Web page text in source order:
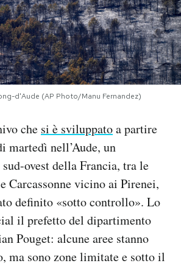
d'Aude (AP Photo/Manu Fernandez)
che si è sviluppatoa partire
martedì nell’Aude, un
ovest della Francia, tra le
Carcassonne vicino ai Pirenei,
definito «sotto controllo». Lo
il prefetto del dipartimento
Pouget: alcune aree stanno
ma sono zone limitate e sotto il